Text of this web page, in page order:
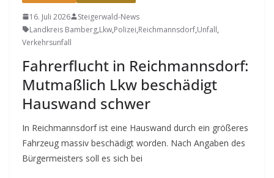
16. Juli 2026
Steigerwald-News
Landkreis Bamberg,Lkw,Polizei,Reichmannsdorf,Unfall,
Verkehrsunfall
Fahrerflucht in Reichmannsdorf:
Mutmaßlich Lkw beschädigt
Hauswand schwer
In Reichmannsdorf ist eine Hauswand durch ein größeres
Fahrzeug massiv beschädigt worden. Nach Angaben des
Bürgermeisters soll es sich bei